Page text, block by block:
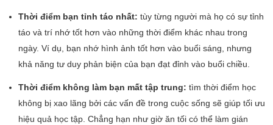
Thời điểm bạn tỉnh táo nhất: tùy từng người mà họ có sự tỉnh
táo và trí nhớ tốt hơn vào những thời điểm khác nhau trong
ngày. Ví dụ, bạn nhớ hình ảnh tốt hơn vào buổi sáng, nhưng
khả năng tư duy phản biện của bạn đạt đỉnh vào buổi chiều.
Thời điểm không làm bạn mất tập trung: tìm thời điểm học
không bị xao lãng bởi các vấn đề trong cuộc sống sẽ giúp tối ưu
hiệu quả học tập. Chẳng hạn như giờ ăn tối có thể làm gián